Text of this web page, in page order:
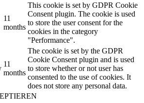
11
months
This cookie is set by GDPR Cookie
Consent plugin. The cookie is used
to store the user consent for the
cookies in the category
"Performance".
11
months
The cookie is set by the GDPR
Cookie Consent plugin and is used
to store whether or not user has
consented to the use of cookies. It
does not store any personal data.